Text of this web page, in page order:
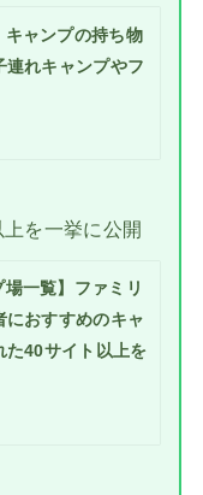
キャンプの持ち物
連れキャンプやフ
を一挙に公開
場一覧】ファミリ
におすすめのキャ
た40サイト以上を